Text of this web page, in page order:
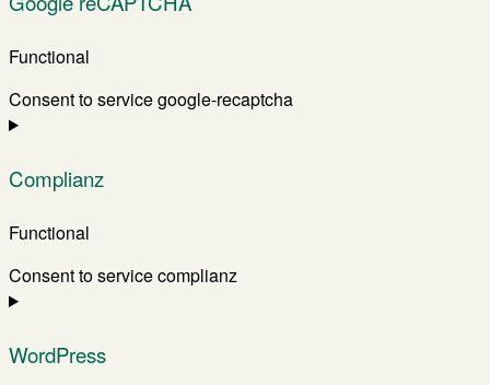
Functional
Consent to service google-recaptcha
Complianz
Functional
Consent to service complianz
WordPress